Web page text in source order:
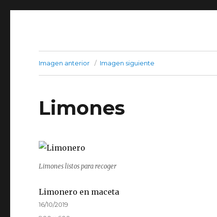
Imagen anterior Imagen siguiente
Limones
Limones listos para recoger
Limonero en maceta
Publicado
16/10/2019